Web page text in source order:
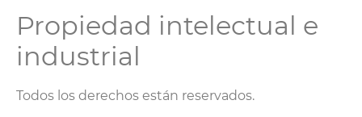
Propiedad intelectual e
industrial
Todos los derechos están reservados.